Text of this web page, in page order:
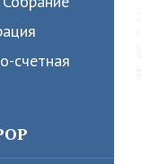
счетная